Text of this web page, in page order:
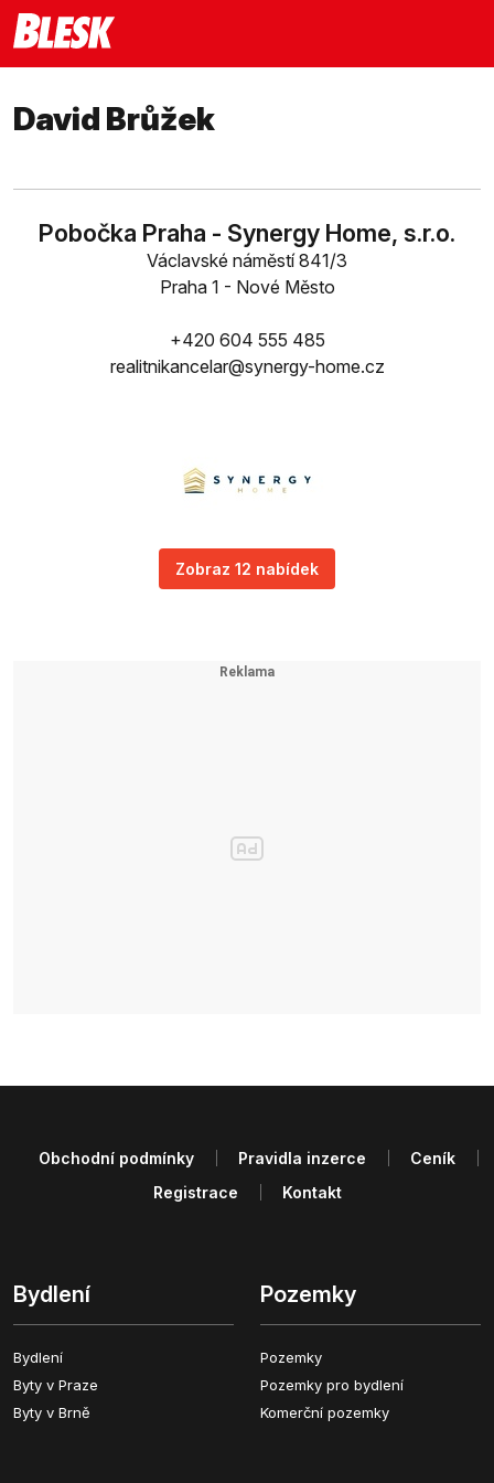
David Brůžek
Pobočka Praha - Synergy Home, s.r.o.
Václavské náměstí 841/3
Praha 1 - Nové Město
+420 604 555 485
realitnikancelar@synergy-home.cz
Zobraz 12 nabídek
Bydlení
Bydlení
Byty v Praze
Byty v Brně
Pozemky
Pozemky
Pozemky pro bydlení
Komerční pozemky
Obchodní podmínky Pravidla inzerce
Ceník
Registrace
Kontakt